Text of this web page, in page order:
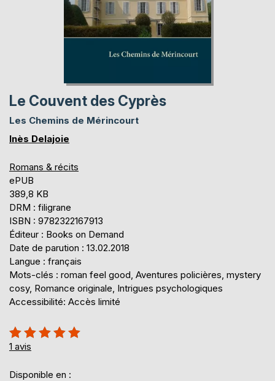
Le Couvent des Cyprès
Les Chemins de Mérincourt
Inès Delajoie
Romans & récits
ePUB
389,8 KB
DRM : filigrane
ISBN : 9782322167913
Éditeur : Books on Demand
Date de parution : 13.02.2018
Langue : français
Mots-clés : roman feel good, Aventures policières, mystery
cosy, Romance originale, Intrigues psychologiques
Accessibilité: Accès limité
Évaluation:
100%
1 avis
Disponible en :